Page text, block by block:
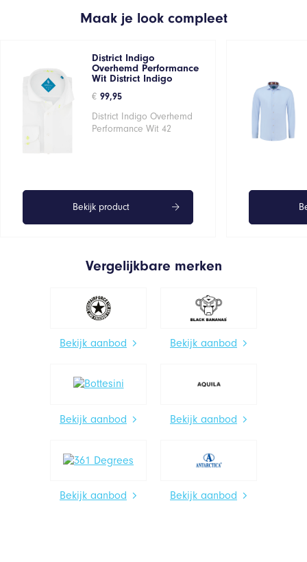
Maak je look compleet
District Indigo
Overhemd Performance
Wit District Indigo
€ 99,95
District Indigo Overhemd
Performance Wit 42
Bekijk product
Vergelijkbare merken
Bekijk aanbod Bekijk aanbod
Bekijk aanbod Bekijk aanbod
Bekijk aanbod Bekijk aanbod